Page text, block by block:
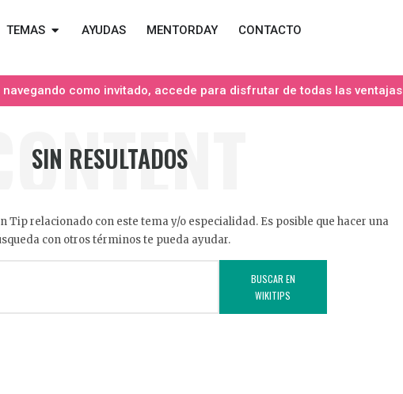
TEMAS AYUDAS MENTORDAY CONTACTO
navegando como invitado, accede para disfrutar de todas las ventajas
CONTENT
SIN RESULTADOS
Tip relacionado con este tema y/o especialidad. Es posible que hacer una
con otros términos te pueda ayudar.
BUSCAR EN
WIKITIPS